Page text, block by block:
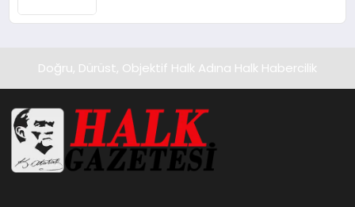
Doğru, Dürüst, Objektif Halk Adına Halk Habercilik